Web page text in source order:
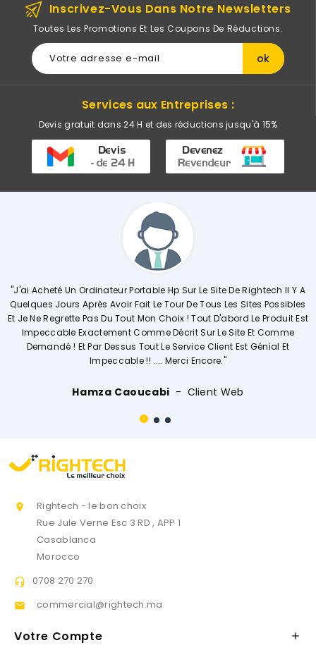
Inscrivez-Vous Dans Notre Newsletters
Toutes Les Promotions Et Les Coupons De Réductions.
Services aux Entreprises :
Devis gratuit dans 24 H et des réductions jusqu'à 15%
Hp Sur Le Site De Rightech Il Y A
Fait Le Tour De Tous Les Sites Possibles
Mon Choix ! Tout D'abord Le Produit Est
Comme Décrit Sur Le Site Et Comme
Tout Le Service Client Est Génial Et
!! .... Merci Encore."
Client Web
"Commerciale KHADIJA
Explique De Façon
Opérations. Société A

Rightech - le bon choix
Rue Jule Verne Esc 3 RD , APP 1
Casablanca
Morocco
 0708 270 270
 commercial@rightech.ma
Votre Compte 